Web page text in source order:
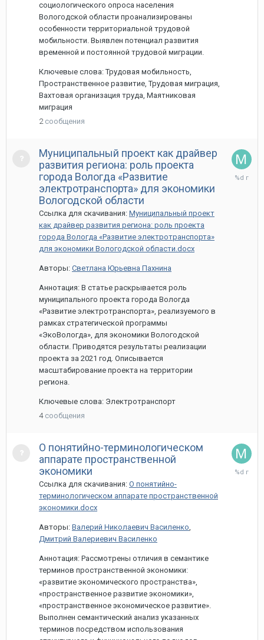
социологического опроса населения
Вологодской области проанализированы
особенности территориальной трудовой
мобильности. Выявлен потенциал развития
временной и постоянной трудовой миграции.
Ключевые слова: Трудовая мобильность,
Пространственное развитие, Трудовая миграция,
Вахтовая организация труда, Маятниковая
миграция
2 сообщения
Муниципальный проект как драйвер
развития региона: роль проекта
города Вологда «Развитие
электротранспорта» для экономики
Вологодской области
Ссылка для скачивания: Муниципальный проект
как драйвер развития региона: роль проекта
города Вологда «Развитие электротранспорта»
для экономики Вологодской области.docx
Авторы: Светлана Юрьевна Пахнина
Аннотация: В статье раскрывается роль
муниципального проекта города Вологда
«Развитие электротранспорта», реализуемого в
рамках стратегической программы
«ЭкоВологда», для экономики Вологодской
области. Приводятся результаты реализации
проекта за 2021 год. Описывается
масштабирование проекта на территории
региона.
Ключевые слова: Электротранспорт
4 сообщения
12
О понятийно-терминологическом
аппарате пространственной
экономики
Ссылка для скачивания: О понятийно-
терминологическом аппарате пространственной
экономики.docx
Авторы: Валерий Николаевич Василенко,
Дмитрий Валериевич Василенко
Аннотация: Рассмотрены отличия в семантике
терминов пространственной экономики:
«развитие экономического пространства»,
«пространственное развитие экономики»,
«пространственное экономическое развитие».
Выполнен семантический анализ указанных
терминов посредством использования
12